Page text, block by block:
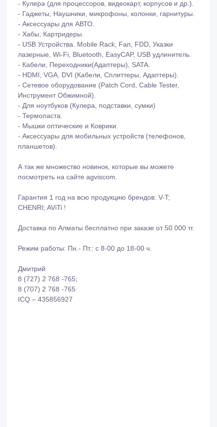
- Кулера (для процессоров, видеокарт, корпусов и др.).
- Гаджеты, Наушники, микрофоны, колонки, гарнитуры.
- Аксессуары для АВТО.
- Хабы, Картридеры.
- USB Устройства. Mobile Rack, Fan, FDD, Указки
лазерные, Wi-Fi, Bluetooth, EasyCAP, USB удлинитель.
- Кабели, Переходники(Адаптеры), SATA.
- HDMI, VGA, DVI (Кабели, Сплиттеры, Адаптеры).
- Сетевое оборудование (Patch Cord, Cable Tester,
Инструмент Обжимной).
- Для ноутбуков (Кулера, подставки, сумки)
- Термопаста.
- Мышки оптические и Коврики.
- Аксессуары для мобильных устройств (телефонов,
планшетов).
А так же множество новинок, которые вы можете
посмотреть на сайте agviscom.
Гарантия 1 год на всю продукцию брендов: V-T;
CHENRI; AViTi !
Доставка по Алматы бесплатно при заказе от 50 000 тг.
Режим работы: Пн.- Пт.: с 8-00 до 18-00 ч.
Дмитрий
8 (727) 2 768 -765;
8 (707) 2 768 -765
ICQ – 435856927